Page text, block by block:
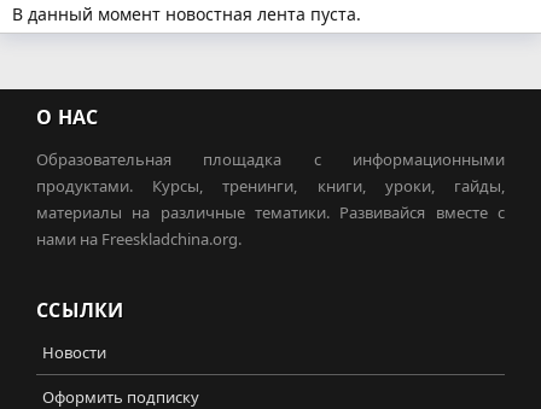
В данный момент новостная лента пуста.
О НАС
Образовательная площадка с информационными
продуктами. Курсы, тренинги, книги, уроки, гайды,
материалы на различные тематики. Развивайся вместе с
нами на Freeskladchina.org.
ССЫЛКИ
Новости
Оформить подписку